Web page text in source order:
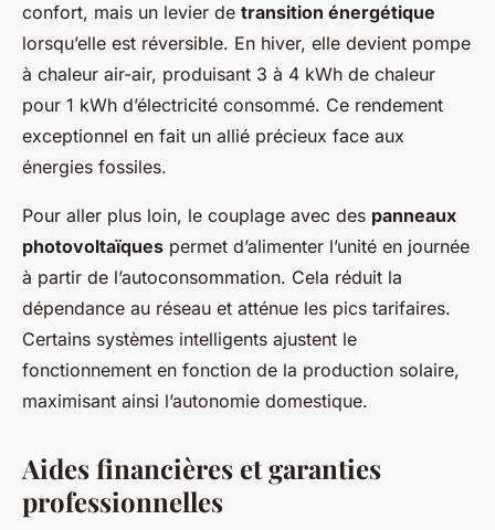
confort, mais un levier de transition énergétique
lorsqu’elle est réversible. En hiver, elle devient pompe
à chaleur air-air, produisant 3 à 4 kWh de chaleur
pour 1 kWh d’électricité consommé. Ce rendement
exceptionnel en fait un allié précieux face aux
énergies fossiles.
Pour aller plus loin, le couplage avec des panneaux
photovoltaïques permet d’alimenter l’unité en journée
à partir de l’autoconsommation. Cela réduit la
dépendance au réseau et atténue les pics tarifaires.
Certains systèmes intelligents ajustent le
fonctionnement en fonction de la production solaire,
maximisant ainsi l’autonomie domestique.
Aides financières et garanties
professionnelles